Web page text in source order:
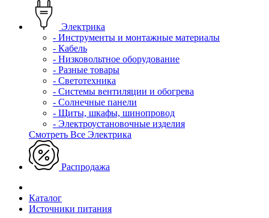
Электрика
- Инструменты и монтажные материалы
- Кабель
- Низковольтное оборудование
- Разные товары
- Светотехника
- Системы вентиляции и обогрева
- Солнечные панели
- Щиты, шкафы, шинопровод
- Электроустановочные изделия
Смотреть Все Электрика
Распродажа
Каталог
Источники питания